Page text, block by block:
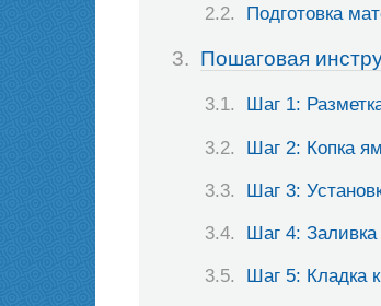
Подготовка
Пошаговая
Шаг 1:
Шаг 2: Копка
Шаг 3:
Шаг 4:
Шаг 5: Кладка